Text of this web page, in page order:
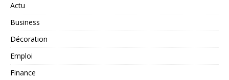
Actu
Business
Décoration
Emploi
Finance